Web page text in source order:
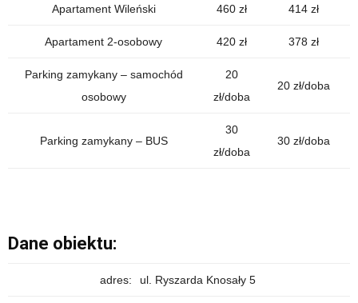
Apartament Wileński 460 zł 414 zł
Apartament 2-osobowy 420 zł 378 zł
Parking zamykany – samochód
osobowy
20
zł/doba
20 zł/doba
Parking zamykany – BUS
30
zł/doba
30 zł/doba
Dane obiektu:
adres: ul. Ryszarda Knosały 5